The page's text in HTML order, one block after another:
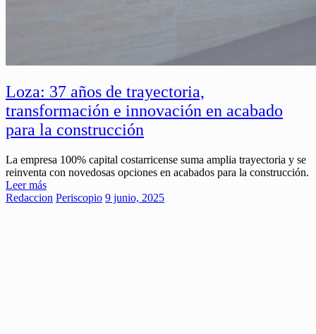
Loza: 37 años de trayectoria,
transformación e innovación en acabado
para la construcción
La empresa 100% capital costarricense suma amplia trayectoria y se
reinventa con novedosas opciones en acabados para la construcción.
Leer más
Redaccion Periscopio 9 junio, 2025